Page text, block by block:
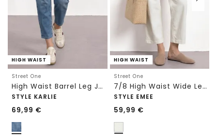
HIGH WAIST
Street One
High Waist Barrel Leg Jeans im Loose Fit
STYLE KARLIE
69,99 €
HIGH WAIST
Street One
7/8 High Waist Wide Leg Jeans im Loose Fit
STYLE EMEE
59,99 €